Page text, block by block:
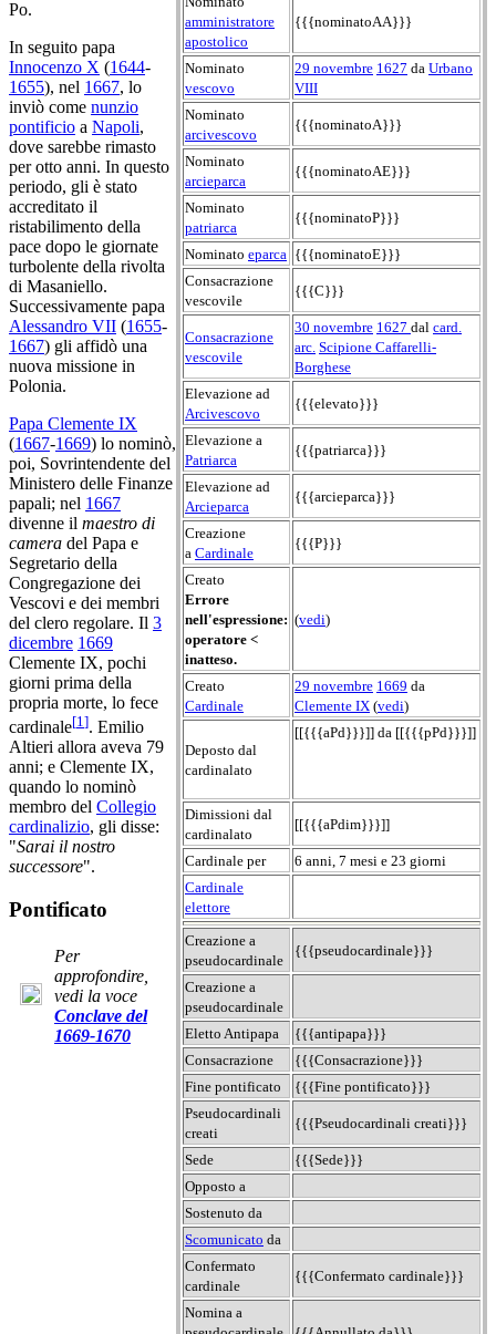
amministratore
apostolico
{{{nominatoAA}}}
Nominato
vescovo
29 novembre 1627 da Urbano
VIII
Nominato
arcivescovo
{{{nominatoA}}}
Nominato
arcieparca
{{{nominatoAE}}}
Nominato
patriarca
{{{nominatoP}}}
Nominato eparca {{{nominatoE}}}
Consacrazione
vescovile
{{{C}}}
Consacrazione
vescovile
30 novembre 1627 dal card.
arc. Scipione Caffarelli-
Borghese
Elevazione ad
Arcivescovo
{{{elevato}}}
Elevazione a
Patriarca
{{{patriarca}}}
Elevazione ad
Arcieparca
{{{arcieparca}}}
Creazione
a Cardinale
{{{P}}}
Creato
Errore
nell'espressione:
operatore <
inatteso.
(vedi)
Creato
Cardinale
29 novembre 1669 da
Clemente IX (vedi)
Deposto dal
cardinalato
[[{{{aPd}}}]] da [[{{{pPd}}}]]
Dimissioni dal
cardinalato
[[{{{aPdim}}}]]
Cardinale per
6 anni, 7 mesi e 23 giorni
Cardinale
elettore
Creazione a
pseudocardinale
{{{pseudocardinale}}}
Creazione a
pseudocardinale
Eletto Antipapa
{{{antipapa}}}
Consacrazione
{{{Consacrazione}}}
Fine pontificato
{{{Fine pontificato}}}
Pseudocardinali
creati
{{{Pseudocardinali creati}}}
Sede
{{{Sede}}}
Opposto a
Sostenuto da
Scomunicato da
Confermato
cardinale
{{{Confermato cardinale}}}
Nomina a
Po.
In seguito papa
Innocenzo X (1644-
1655), nel 1667, lo
inviò come nunzio
pontificio a Napoli,
dove sarebbe rimasto
per otto anni. In questo
periodo, gli è stato
accreditato il
ristabilimento della
pace dopo le giornate
turbolente della rivolta
di Masaniello.
Successivamente papa
Alessandro VII (1655-
1667) gli affidò una
nuova missione in
Polonia.
Papa Clemente IX
(1667-1669) lo nominò,
poi, Sovrintendente del
Ministero delle Finanze
papali; nel 1667
divenne il maestro di
camera del Papa e
Segretario della
Congregazione dei
Vescovi e dei membri
del clero regolare. Il 3
dicembre 1669
Clemente IX, pochi
giorni prima della
propria morte, lo fece
cardinale[1]. Emilio
Altieri allora aveva 79
anni; e Clemente IX,
quando lo nominò
membro del Collegio
cardinalizio, gli disse:
"Sarai il nostro
successore".
Pontificato
Per
approfondire,
vedi la voce
Conclave del
1669-1670